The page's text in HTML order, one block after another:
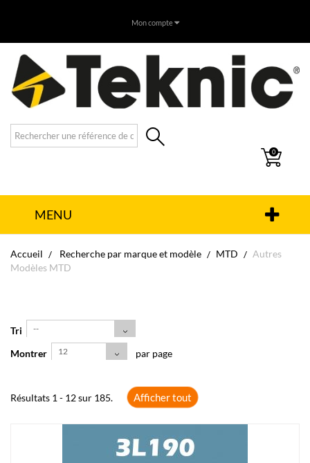
Mon compte
0
MENU
Accueil Recherche par marque et modèle MTD
Autres
Modèles MTD
Tri --
Montrer 12 par page
Résultats 1 - 12 sur 185. Afficher tout